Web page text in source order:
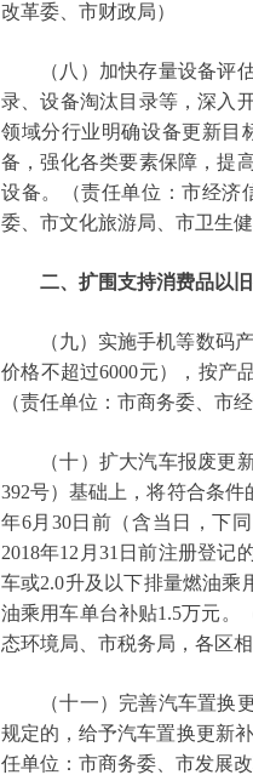
改革委、市财政局）
（八）加快存量设备评估
录、设备淘汰目录等，深入
领域分行业明确设备更新目
备，强化各类要素保障，提
设备。（责任单位：市经济
委、市文化旅游局、市卫生
二、扩围支持消费品以旧
（九）实施手机等数码产
价格不超过6000元），按产
（责任单位：市商务委、市
（十）扩大汽车报废更新
392号）基础上，将符合条
年6月30日前（含当日，下
2018年12月31日前注册登记
车或2.0升及以下排量燃油乘
油乘用车单台补贴1.5万元。
态环境局、市税务局，各区相
（十一）完善汽车置换更
规定的，给予汽车置换更新
任单位：市商务委、市发展